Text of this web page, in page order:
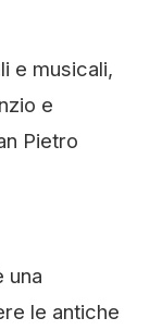
e musicali,
e
Pietro
una
le antiche